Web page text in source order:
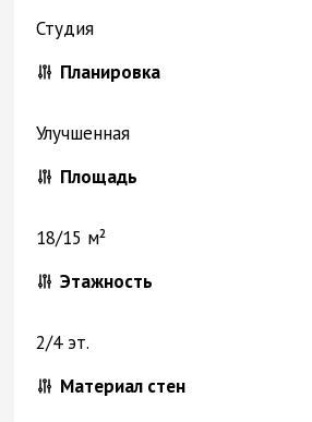
Студия
Планировка
Улучшенная
Площадь
18/15 м²
Этажность
2/4 эт.
Материал стен